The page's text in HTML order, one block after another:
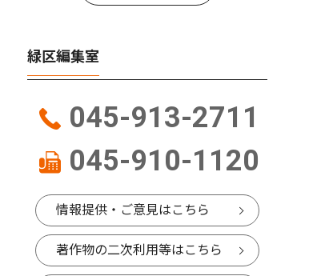
4
緑区編集室
045-913-2711
045-910-1120
情報提供・ご意見はこちら
著作物の二次利用等はこちら